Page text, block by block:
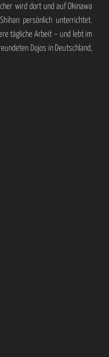
wird dort und auf Okinawa
persönlich unterrichtet.
tägliche Arbeit – und lebt im
Dojos in Deutschland,